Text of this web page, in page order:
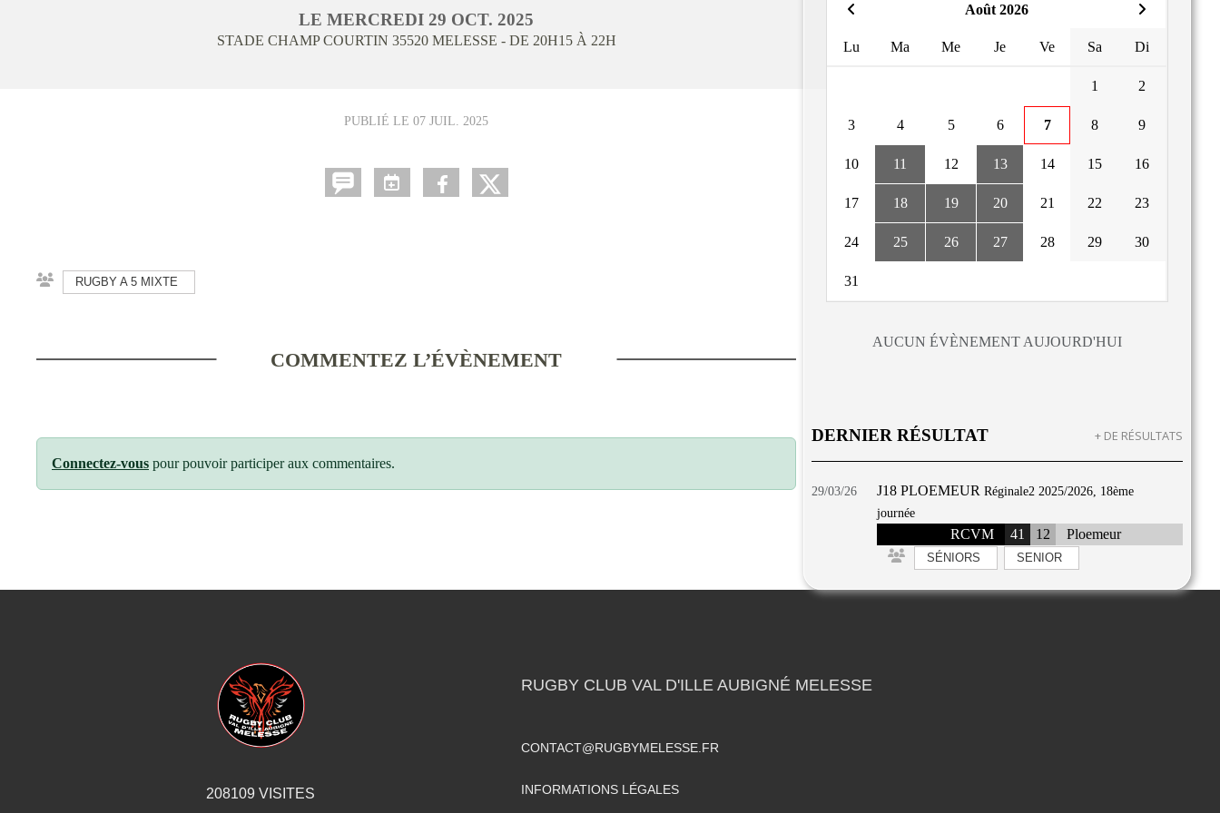
LEMERCREDI29 OCT. 2025
STADE CHAMP COURTIN 35520 MELESSE - DE 20H15 À 22H
PUBLIÉ LE07 JUIL. 2025
RUGBY A 5 MIXTE
COMMENTEZ L’ÉVÈNEMENT
Connectez-vous pour pouvoir participer aux commentaires.
Août 2026
Lu Ma Me Je Ve Sa Di
1 2
3 4 5 6 7 8 9
10 11 12 13 14 15 16
17 18 19 20 21 22 23
24 25 26 27 28 29 30
31
AUCUN ÉVÈNEMENT AUJOURD'HUI
DERNIER RÉSULTAT
29/03/26 J18 PLOEMEUR Réginale2 2025/2026, 18ème
journée
RCVM 41 12 Ploemeur
SÉNIORS SENIOR
+ DE RÉSULTATS
208109 VISITES
RUGBY CLUB VAL D'ILLE AUBIGNÉ MELESSE
CONTACT@RUGBYMELESSE.FR
INFORMATIONS LÉGALES